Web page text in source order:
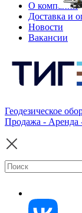
О компании
Доставка и
Новости
Вакансии
Геодезическое
Продажа - Аренда